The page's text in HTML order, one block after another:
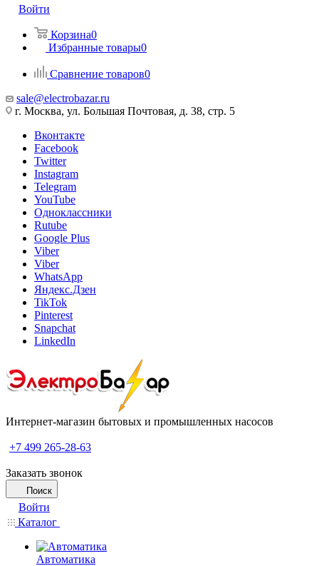
Войти
Корзина0
Избранные товары0
Сравнение товаров0
sale@electrobazar.ru
г. Москва, ул. Большая Почтовая, д. 38, стр. 5
Вконтакте
Facebook
Twitter
Instagram
Telegram
YouTube
Одноклассники
Rutube
Google Plus
Viber
Viber
WhatsApp
Яндекс.Дзен
TikTok
Pinterest
Snapchat
LinkedIn
Интернет-магазин бытовых и промышленных насосов
+7 499 265-28-63
Заказать звонок
Поиск
Войти
Каталог
Автоматика